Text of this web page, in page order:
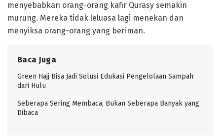
menyebabkan orang-orang kafir Qurasy semakin
murung. Mereka tidak leluasa lagi menekan dan
menyiksa orang-orang yang beriman.
Baca Juga
Green Hajj Bisa Jadi Solusi Edukasi Pengelolaan Sampah
dari Hulu
Seberapa Sering Membaca, Bukan Seberapa Banyak yang
Dibaca